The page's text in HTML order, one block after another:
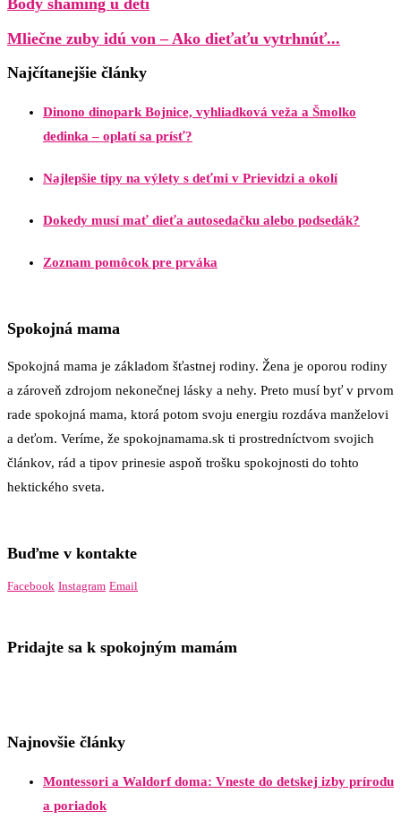
Body shaming u detí
Mliečne zuby idú von – Ako dieťaťu vytrhnúť...
Najčítanejšie články
Dinono dinopark Bojnice, vyhliadková veža a Šmolko
dedinka – oplatí sa prísť?
Najlepšie tipy na výlety s deťmi v Prievidzi a okolí
Dokedy musí mať dieťa autosedačku alebo podsedák?
Zoznam pomôcok pre prváka
Spokojná mama
Spokojná mama je základom šťastnej rodiny. Žena je oporou rodiny
a zároveň zdrojom nekonečnej lásky a nehy. Preto musí byť v prvom
rade spokojná mama, ktorá potom svoju energiu rozdáva manželovi
a deťom. Veríme, že spokojnamama.sk ti prostredníctvom svojich
článkov, rád a tipov prinesie aspoň trošku spokojnosti do tohto
hektického sveta.
Buďme v kontakte
Facebook Instagram Email
Pridajte sa k spokojným mamám
Najnovšie články
Montessori a Waldorf doma: Vneste do detskej izby prírodu
a poriadok